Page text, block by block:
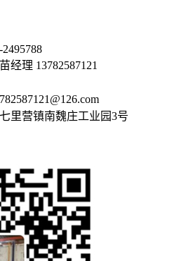
理 13782587121
营镇南魏庄工业园3号